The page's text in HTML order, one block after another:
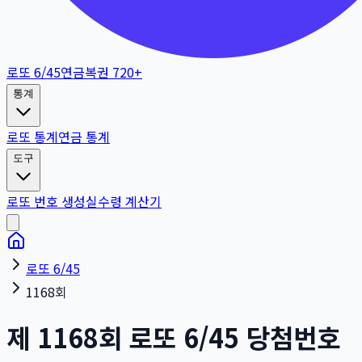
로또 6/45연금복권 720+
통계
로또 통계연금 통계
도구
로또 번호 생성실수령 계산기
로또 6/45
1168회
제 1168회 로또 6/45 당첨번호